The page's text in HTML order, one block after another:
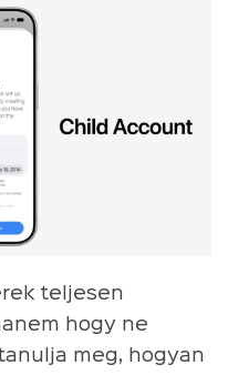
teljesen
hogy ne
meg, hogyan